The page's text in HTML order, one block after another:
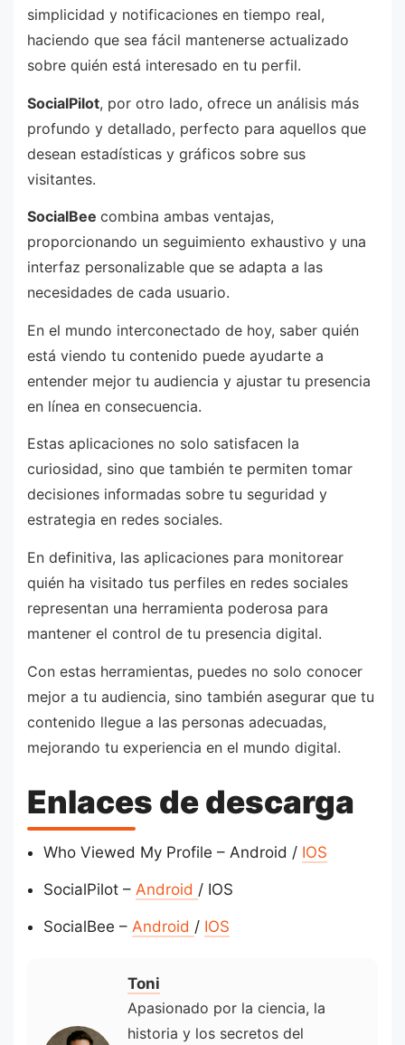
simplicidad y notificaciones en tiempo real,
haciendo que sea fácil mantenerse actualizado
sobre quién está interesado en tu perfil.
SocialPilot, por otro lado, ofrece un análisis más
profundo y detallado, perfecto para aquellos que
desean estadísticas y gráficos sobre sus
visitantes.
SocialBee combina ambas ventajas,
proporcionando un seguimiento exhaustivo y una
interfaz personalizable que se adapta a las
necesidades de cada usuario.
En el mundo interconectado de hoy, saber quién
está viendo tu contenido puede ayudarte a
entender mejor tu audiencia y ajustar tu presencia
en línea en consecuencia.
Estas aplicaciones no solo satisfacen la
curiosidad, sino que también te permiten tomar
decisiones informadas sobre tu seguridad y
estrategia en redes sociales.
En definitiva, las aplicaciones para monitorear
quién ha visitado tus perfiles en redes sociales
representan una herramienta poderosa para
mantener el control de tu presencia digital.
Con estas herramientas, puedes no solo conocer
mejor a tu audiencia, sino también asegurar que tu
contenido llegue a las personas adecuadas,
mejorando tu experiencia en el mundo digital.
Enlaces de descarga
Who Viewed My Profile – Android / IOS
SocialPilot – Android / IOS
SocialBee – Android / IOS
Toni
Apasionado por la ciencia, la
historia y los secretos del